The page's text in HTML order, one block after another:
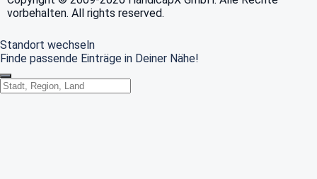
vorbehalten. All rights reserved.
Standort wechseln
Finde passende Einträge in Deiner Nähe!
Standort wechseln